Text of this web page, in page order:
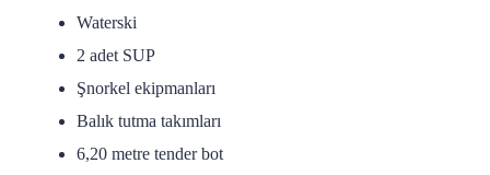
Waterski
2 adet SUP
Şnorkel ekipmanları
Balık tutma takımları
6,20 metre tender bot